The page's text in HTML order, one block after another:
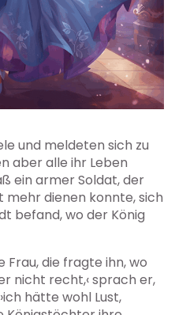
und meldeten sich zu
aber alle ihr Leben
ein armer Soldat, der
dienen konnte, sich
befand, wo der König
die fragte ihn, wo
nicht recht,‹ sprach er,
hätte wohl Lust,